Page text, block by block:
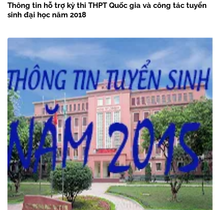
Thông tin hỗ trợ kỳ thi THPT Quốc gia và công tác tuyển
sinh đại học năm 2018